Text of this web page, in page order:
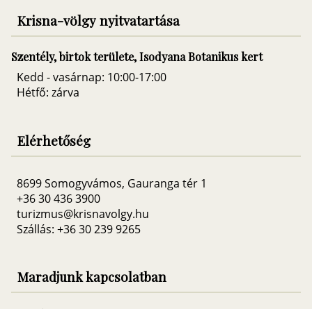
Krisna-völgy nyitvatartása
Szentély, birtok területe, Isodyana Botanikus kert
Kedd - vasárnap: 10:00-17:00
Hétfő: zárva
Elérhetőség
8699 Somogyvámos, Gauranga tér 1
+36 30 436 3900
turizmus@krisnavolgy.hu
Szállás: +36 30 239 9265
Maradjunk kapcsolatban